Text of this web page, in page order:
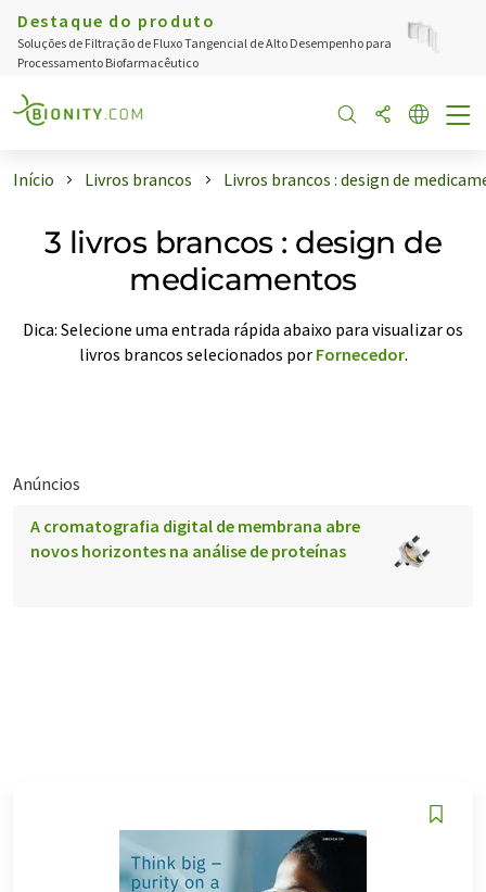
Destaque do produto
Soluções de Filtração de Fluxo Tangencial de Alto Desempenho para
Processamento Biofarmacêutico
Início Livros brancos Livros brancos : design de
3 livros brancos : design de
medicamentos
Dica: Selecione uma entrada rápida abaixo para visualizar os
livros brancos selecionados por Fornecedor.
Anúncios
A cromatografia digital de membrana abre
novos horizontes na análise de proteínas